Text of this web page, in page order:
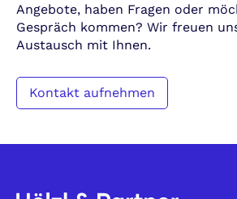
Angebote, haben Fragen oder
Gespräch kommen? Wir freuen
Austausch mit Ihnen.
Kontakt aufnehmen